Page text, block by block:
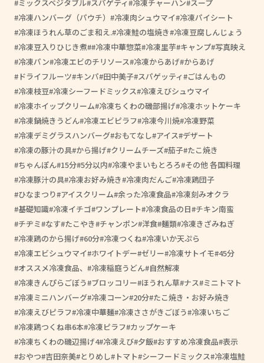
ミックスベジタブル スパゲティ 冷凍チャーハン スープ
冷凍ハンバーグ（パウチ）
冷凍肉シュウマイ 冷凍パイシート
冷凍ほうれん草のごま和え. 冷凍鮭の塩焼き 冷凍豆腐しんじょう
冷凍豆入りひじき煮 #冷凍中華惣菜 冷凍里芋 キャンプ 写真映え
冷凍パン 冷凍エビのチリソース 冷凍からあげ からあげ
ドライフルーツ キンパ 田中美子 スパゲッティ
ごはんもの
冷凍枝豆 冷凍シーフードミックス 冷凍えびシュウマイ
冷凍ホイップクリーム 冷凍ちくわの磯部揚げ 冷凍ホットケーキ
冷凍鍋焼きうどん 冷凍エビピラフ 冷凍今川焼 冷凍野菜
冷凍デミグラスハンバーグ おもてなし アイス デザート
冷凍の豚汁の具 から揚げ クリームチーズ 茄子 たこ焼き
ちゃんぽん 15分 5分以内 冷凍やまいもとろろ その他 各国料理
冷凍豚汁の具 冷凍お好み焼き 冷凍肉だんご 冷凍鶏団子
ひなまつり アイスクリーム 余った冷凍食品 冷凍刻みオクラ
基礎知識 冷凍イチゴ ワンプレート 冷凍食品の日 チキン南蛮
チヂミ なす たこやき チャンポン 洋食 麺類 冷凍きざみねぎ
冷凍鶏のから揚げ 60分 冷凍つくね 冷凍いか天ぷら
冷凍エビシュウマイ ホワイトデー ゼリー 冷凍サトイモ 45分
オススメ冷凍食品、
冷凍稲庭うどん 自然解凍
冷凍きんぴらごぼう ブロッコリー ほうれん草 ナス ミニトマト
冷凍ミニハンバーグ 冷凍コーン 20分 たこ焼き・お好み焼き
冷凍えびピラフ 冷凍中華麺 冷凍ささがきごぼう 冷凍いちご
冷凍鶏つくね串6本 冷凍ピラフ カップケーキ
冷凍ちくわの磯辺揚げ4 冷凍えび 夕飯 おすすめ冷凍食品 表示
おやつ 吉田奈美 とりめし トマト シーフードミックス 冷凍塩鮭